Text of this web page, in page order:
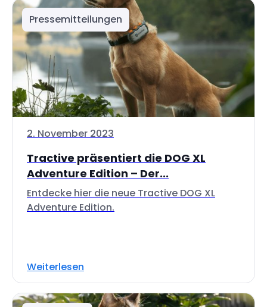
Pressemitteilungen
2. November 2023
Tractive präsentiert die DOG XL
Adventure Edition – Der...
Entdecke hier die neue Tractive DOG XL
Adventure Edition.
Weiterlesen